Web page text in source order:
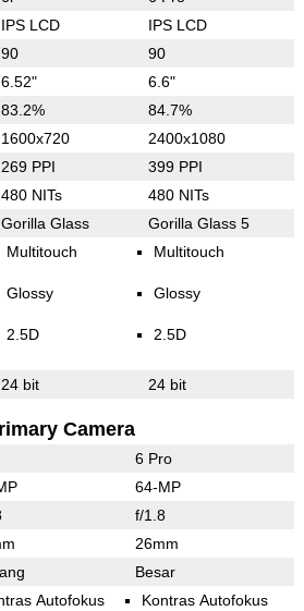
IPS LCD IPS LCD
90 90
6.52" 6.6"
83.2% 84.7%
1600x720 2400x1080
269 PPI 399 PPI
480 NITs 480 NITs
Gorilla Glass Gorilla Glass 5
Multitouch
Glossy
2.5D
Multitouch
Glossy
2.5D
24 bit 24 bit
Camera
6 Pro
64-MP
f/1.8
26mm
Besar
Autofokus Kontras Autofokus